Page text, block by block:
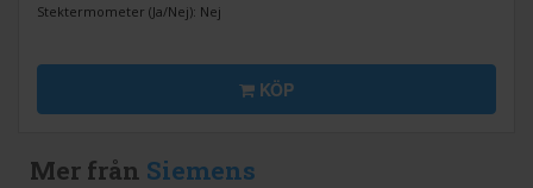
Stektermometer (Ja/Nej): Nej
KÖP
Mer från Siemens